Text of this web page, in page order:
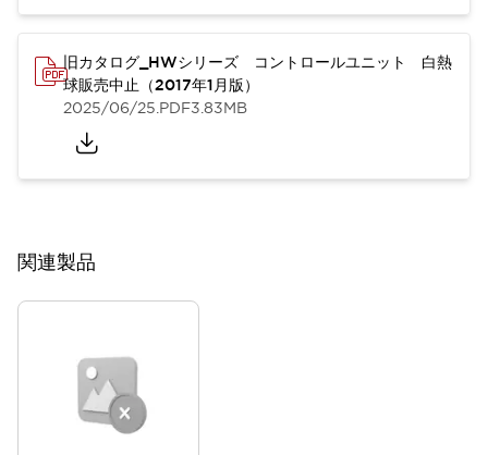
旧カタログ_HWシリーズ コントロールユニット 白熱
球販売中止（2017年1月版）
2025/06/25.PDF3.83MB
関連製品